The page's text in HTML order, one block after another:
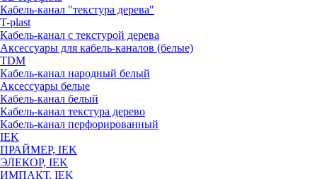
Кабель-канал "текстура дерева"
T-plast
Кабель-канал с текстурой дерева
Аксессуары для кабель-каналов (белые)
TDM
Кабель-канал народный белый
Аксессуары белые
Кабель-канал белый
Кабель-канал текстура дерево
Кабель-канал перфорированный
IEK
ПРАЙМЕР, IEK
ЭЛЕКОР, IEK
ИМПАКТ, IEK